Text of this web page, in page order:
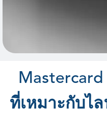
Mastercard
ทเหมาะกบ ไล